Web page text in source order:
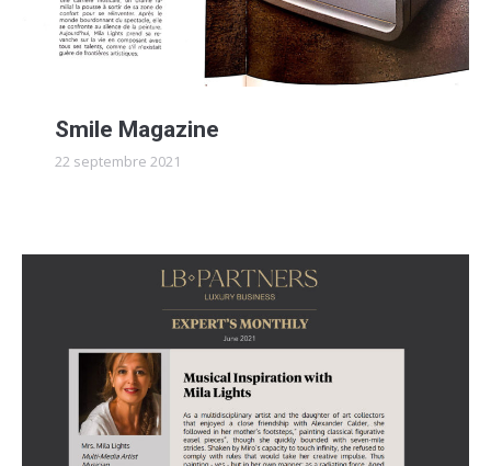
Smile Magazine
22 septembre 2021